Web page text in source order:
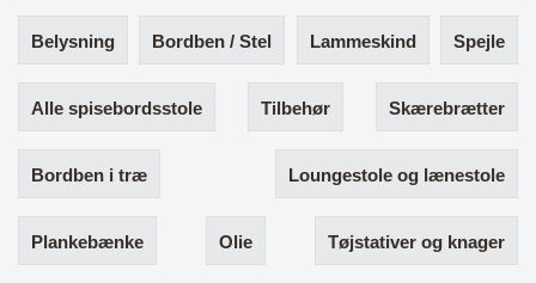
Belysning Bordben / Stel Lammeskind Spejle
Alle spisebordsstole Tilbehør Skærebrætter
Bordben i træ Loungestole og lænestole
Plankebænke Olie Tøjstativer og knager